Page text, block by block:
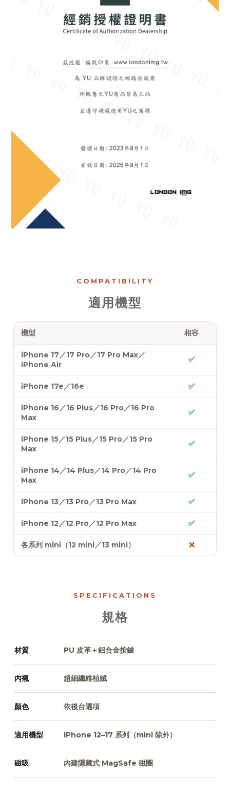
COMPATIBILITY
適用機型
機型 相容
iPhone 17／17 Pro／17 Pro Max／
iPhone Air
✅
iPhone 17e／16e ✅
iPhone 16／16 Plus／16 Pro／16 Pro
Max
✅
iPhone 15／15 Plus／15 Pro／15 Pro
Max
✅
iPhone 14／14 Plus／14 Pro／14 Pro
Max
✅
iPhone 13／13 Pro／13 Pro Max ✅
iPhone 12／12 Pro／12 Pro Max ✅
各系列 mini（12 mini／13 mini） ❌
SPECIFICATIONS
規格
材質 PU 皮革＋鋁合金按鍵
內襯 超細纖維植絨
顏色 依後台選項
適用機型 iPhone 12–17 系列（mini 除外）
磁吸 內建隱藏式 MagSafe 磁圈